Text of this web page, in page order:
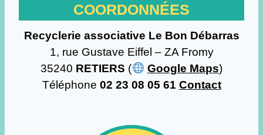
COORDONNÉES
Recyclerie associative Le Bon Débarras
1, rue Gustave Eiffel – ZA Fromy
35240 RETIERS ( Google Maps)
Téléphone 02 23 08 05 61 Contact